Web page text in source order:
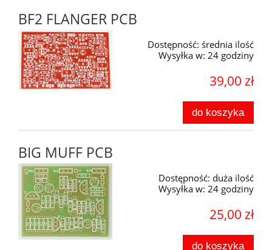
BF2 FLANGER PCB
Dostępność: średnia ilość
Wysyłka w: 24 godziny
39,00 zł
do koszyka
BIG MUFF PCB
Dostępność: duża ilość
Wysyłka w: 24 godziny
25,00 zł
do koszyka